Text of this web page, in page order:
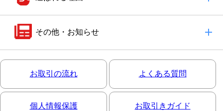
その他・お知らせ
お取引の流れ よくある質問
個人情報保護 お取引きガイド